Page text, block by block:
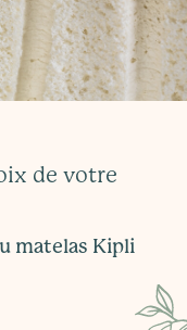
de votre
matelas Kipli